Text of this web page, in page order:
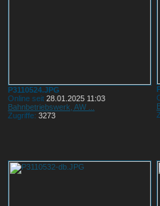
P3110524.JPG
Online seit 28.01.2025 11:03
Bahnbetriebswerk, AW ...
Zugriffe: 3273